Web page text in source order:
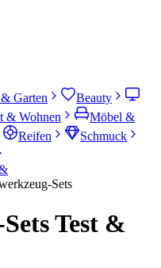
Garten
Beauty
& Wohnen
Möbel &
Reifen
Schmuck
Sets
Test &